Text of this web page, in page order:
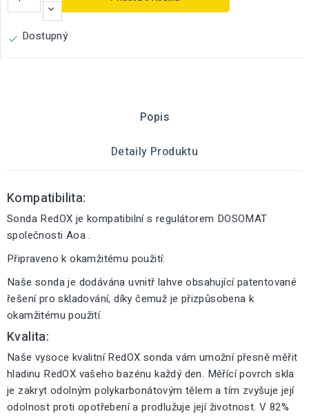
 Dostupný
Popis
Detaily Produktu
Kompatibilita:
Sonda RedOX je kompatibilní s regulátorem DOSOMAT
společnosti Aoa .
Připraveno k okamžitému použití:
Naše sonda je dodávána uvnitř lahve obsahující patentované
řešení pro skladování, díky čemuž je přizpůsobena k
okamžitému použití.
Kvalita:
Naše vysoce kvalitní RedOX sonda vám umožní přesně měřit
hladinu RedOX vašeho bazénu každý den. Měřící povrch skla
je zakryt odolným polykarbonátovým tělem a tím zvyšuje její
odolnost proti opotřebení a prodlužuje její životnost. V 82%